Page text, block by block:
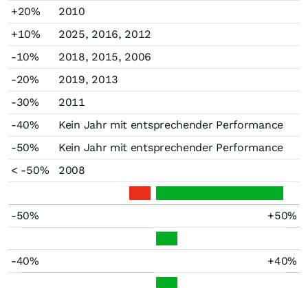
+20%
2010
+10%
2025, 2016, 2012
-10%
2018, 2015, 2006
-20%
2019, 2013
-30%
2011
-40%
Kein Jahr mit entsprechender Performance
-50%
Kein Jahr mit entsprechender Performance
< -50%
2008
-50% +50%
-40% +40%